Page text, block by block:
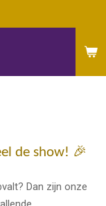
de show! 🎉
Dan zijn onze